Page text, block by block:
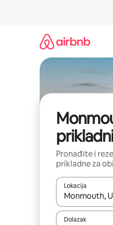
Pronađite i
prikladne za
Lokacija
Kada budu
Dolazak